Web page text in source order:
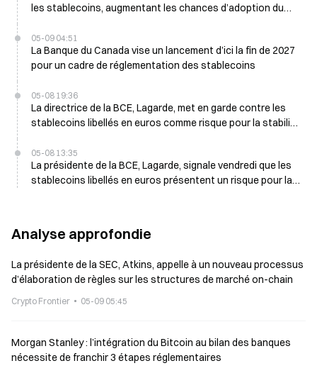
les stablecoins, augmentant les chances d’adoption du
05-09 04:51
La Banque du Canada vise un lancement d’ici la fin de 2027
pour un cadre de réglementation des stablecoins
05-08 19:36
La directrice de la BCE, Lagarde, met en garde contre les
stablecoins libellés en euros comme risque pour la stabilité
05-08 13:35
La présidente de la BCE, Lagarde, signale vendredi que les
stablecoins libellés en euros présentent un risque pour la
Analyse approfondie
La présidente de la SEC, Atkins, appelle à un nouveau processus
d’élaboration de règles sur les structures de marché on-chain
Crypto Frontier 05-09 05:45
Morgan Stanley : l’intégration du Bitcoin au bilan des banques
nécessite de franchir 3 étapes réglementaires